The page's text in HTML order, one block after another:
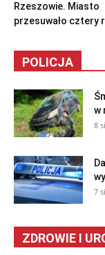
Rzeszowie. Miasto
przesuwało cztery
POLICJA
w
8
7
ZDROWIE I